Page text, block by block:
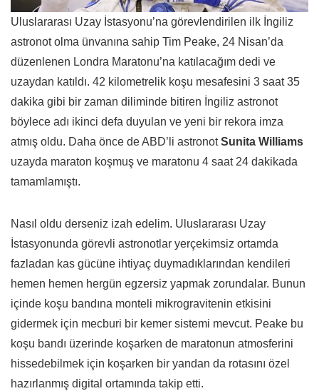
Uluslararası Uzay İstasyonu’na görevlendirilen ilk İngiliz
astronot olma ünvanına sahip Tim Peake, 24 Nisan’da
düzenlenen Londra Maratonu’na katılacağım dedi ve
uzaydan katıldı. 42 kilometrelik koşu mesafesini 3 saat 35
dakika gibi bir zaman diliminde bitiren İngiliz astronot
böylece adı ikinci defa duyulan ve yeni bir rekora imza
atmış oldu. Daha önce de ABD’li astronotSunita Williams
uzayda maraton koşmuş ve maratonu 4 saat 24 dakikada
tamamlamıştı.
Nasıl oldu derseniz izah edelim. Uluslararası Uzay
İstasyonunda görevli astronotlar yerçekimsiz ortamda
fazladan kas gücüne ihtiyaç duymadıklarından kendileri
hemen hemen hergün egzersiz yapmak zorundalar. Bunun
içinde koşu bandına monteli mikrogravitenin etkisini
gidermek için mecburi bir kemer sistemi mevcut. Peake bu
koşu bandı üzerinde koşarken de maratonun atmosferini
hissedebilmek için koşarken bir yandan da rotasını özel
hazırlanmış digital ortamında takip etti.